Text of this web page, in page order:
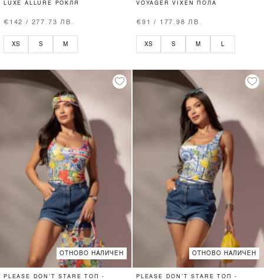
LUXE ALLURE РОКЛЯ
€142 / 277.73 ЛВ.
XS S M
VOYAGER VIXEN ПОЛА
€91 / 177.98 ЛВ.
XS S M L
ОТНОВО НАЛИЧЕН
PLEASE DON’T STARE ТОП -
ОТНОВО НАЛИЧЕН
PLEASE DON’T STARE ТОП -